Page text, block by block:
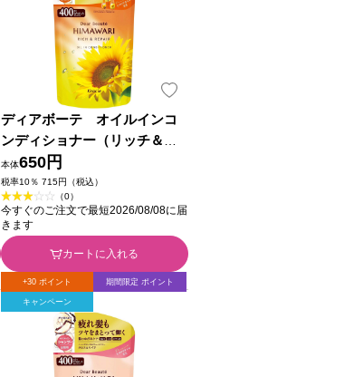
ディアボーテ オイルインコ
ンディショナー（リッチ＆リ
ペア） 詰替用 ４００ｇ クラ
シエホームプロダクツ
本体650円
税率10％ 715円（税込）
（0）
今すぐのご注文で最短2026/08/08に届
きます
カートに入れる
+30 ポイント 期間限定 ポイント
キャンペーン